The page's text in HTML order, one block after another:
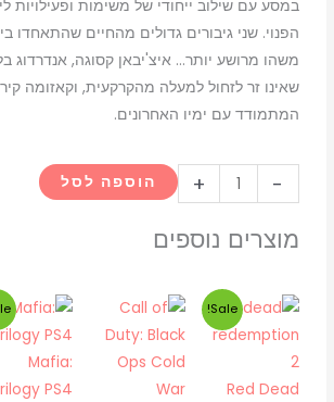
במסע עם שילוב ייחודי של משימות ופעילויות
הפנוי. שני גיבורים גדולים מהחיים שהתאחדו
משהו מרושע יותר… איצ'יבאן קסוגה, אנדרדוג
שאינו זר לזחול למעלה מהקרקעית, וקאזומה
המתמודד עם ימיו האחרונים.
-
של
like
infinite
wealth
ps5
+ הוספה לסל
מוצרים נוספים
Red Dead
Sale!
המחיר
המקורי
היה:
₪105.00.
המחיר
הנוכחי
₪85.00.
Mafia:
PS4
המחיר
המקורי
היה:
₪125.00.